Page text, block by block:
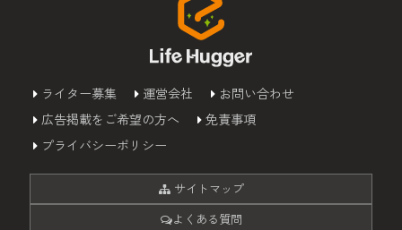
ライター募集 運営会社
お問い合わせ
広告掲載をご希望の方へ
免責事項
プライバシーポリシー
サイトマップ
よくある質問